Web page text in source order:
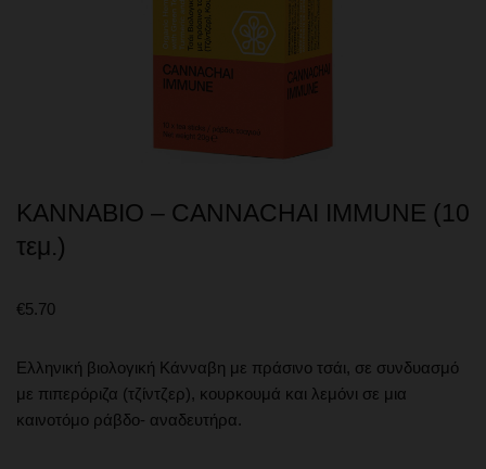
KANNABIO – CANNACHAI IMMUNE (10
τεμ.)
€5.70
Ελληνική βιολογική Κάνναβη με πράσινο τσάι, σε συνδυασμό
με πιπερόριζα (τζίντζερ), κουρκουμά και λεμόνι σε μια
καινοτόμο ράβδο- αναδευτήρα.